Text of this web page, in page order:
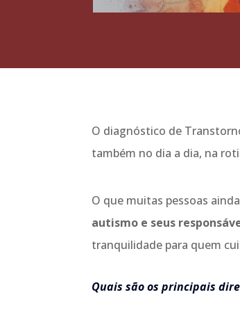
O diagnóstico de
também no dia a dia, na
O que muitas pessoas
autismo e seus
tranquilidade para quem
Quais são os principais